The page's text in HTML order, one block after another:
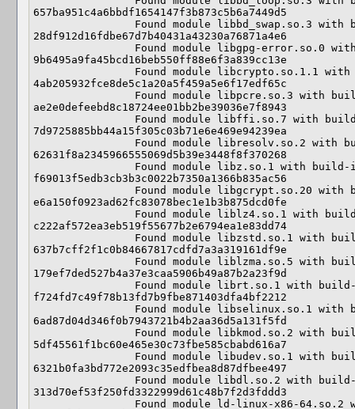
657ba951c4a6bbdf1654147f3b873c5b6a7449d5
28df912d16fdbe67d7b40431a43230a76871a4e6
9b6495a9fa45bcd16beb550ff88e6f3a839cc13e
4ab205932fce8de5c1a20a5f459a5e6f17edf65c
ae2e0defeebd8c18724ee01bb2be39036e7f8943
7d9725885bb44a15f305c03b71e6e469e94239ea
62631f8a2345966555069d5b39e3448f8f370268
f69013f5edb3cb3b3c0022b7350a1366b835ac56
e6a150f0923ad62fc83078bec1e1b3b875dcd0fe
c222af572ea3eb519f55677b2e6794ea1e83dd74
637b7cff2f1c0b84667817cdfd7a3a319161df9e
179ef7ded527b4a37e3caa5906b49a87b2a23f9d
f724fd7c49f78b13fd7b9fbe871403dfa4bf2212
6ad87d04d346f0b7943721b4b2aa36d5a131f5fd
5df45561f1bc60e465e30c73fbe585cbabd616a7
6321b0fa3bd772e2093c35edfbea8d87dfbee497
313d70ef53f250fd3322999d61c48b7f2d3fddd3